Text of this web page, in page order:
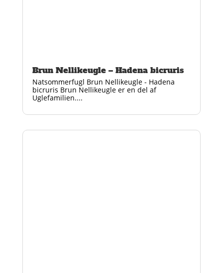
Brun Nellikeugle – Hadena bicruris
Natsommerfugl Brun Nellikeugle - Hadena
bicruris Brun Nellikeugle er en del af
Uglefamilien....